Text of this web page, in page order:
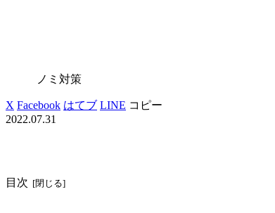
ノミ対策
X Facebook はてブ LINE コピー
2022.07.31
目次